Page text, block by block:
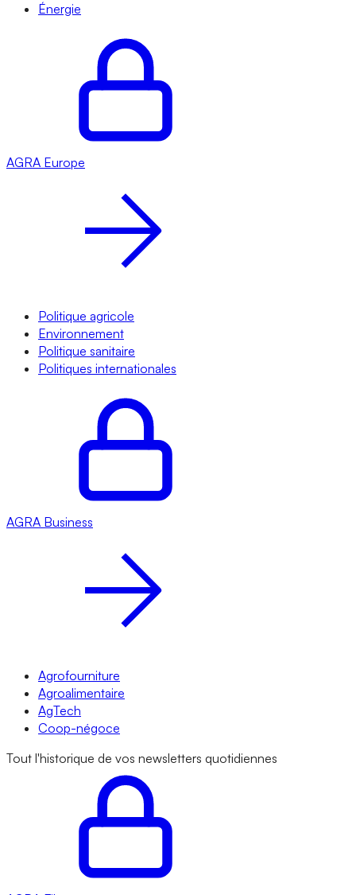
Énergie
AGRA Europe
Politique agricole
Environnement
Politique sanitaire
Politiques internationales
AGRA Business
Agrofourniture
Agroalimentaire
AgTech
Coop-négoce
Tout l'historique de vos newsletters quotidiennes